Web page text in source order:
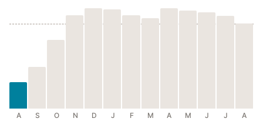
A S O N D J F M A M J J A